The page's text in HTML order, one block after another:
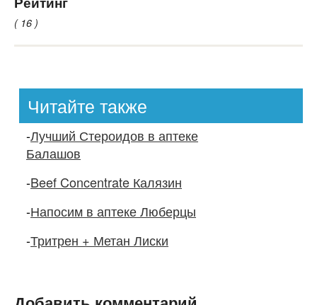
( 16 )
Читайте также
-Лучший Стероидов в аптеке
Балашов
-Beef Concentrate Калязин
-Напосим в аптеке Люберцы
-Тритрен + Метан Лиски